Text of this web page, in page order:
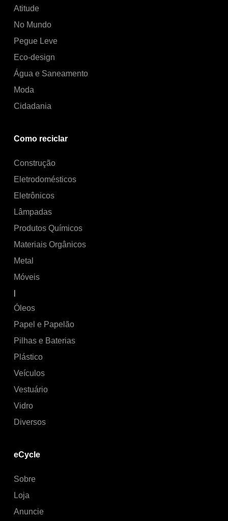
Atitude
No Mundo
Pegue Leve
Eco-design
Água e Saneamento
Moda
Cidadania
Como reciclar
Construção
Eletrodomésticos
Eletrônicos
Lâmpadas
Produtos Químicos
Materiais Orgânicos
Metal
Móveis
|
Óleos
Papel e Papelão
Pilhas e Baterias
Plástico
Veículos
Vestuário
Vidro
Diversos
eCycle
Sobre
Loja
Anuncie